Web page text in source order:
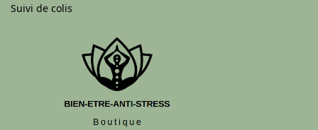
Suivi de colis